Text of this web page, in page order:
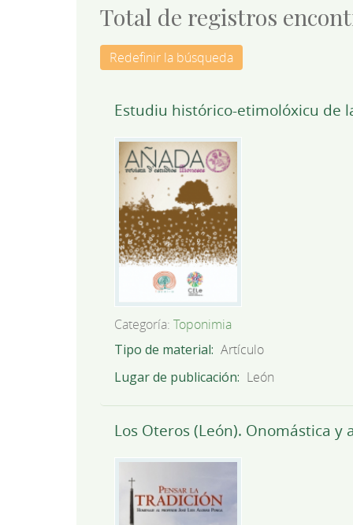
Total de registros
Redefinir la búsqueda
Estudiu histórico-etimolóxicu de
Categoría: Toponimia
Tipo de material Artículo
Lugar de publicación
León
Los Oteros (León). Onomástica y